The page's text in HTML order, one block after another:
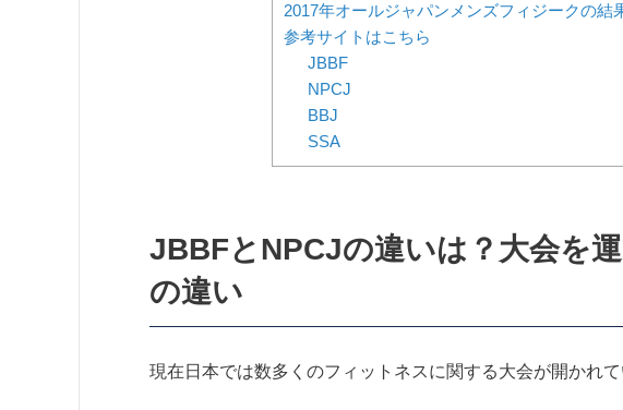
2017年オールジャパンメンズフィジークの結
参考サイトはこちら
JBBF
NPCJ
BBJ
SSA
JBBFとNPCJの違いは？大会を
の違い
現在日本では数多くのフィットネスに関する大会が開かれ